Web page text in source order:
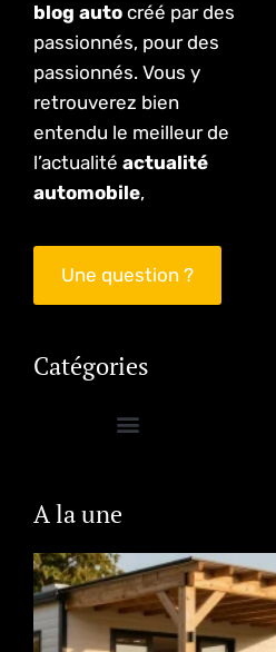
blog auto créé par des
passionnés, pour des
passionnés. Vous y
retrouverez bien
entendu le meilleur de
l’actualité actualité
automobile,
Une question ?
Catégories
A la une